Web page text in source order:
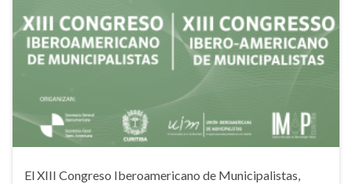
El XIII Congreso Iberoamericano de Municipalistas,